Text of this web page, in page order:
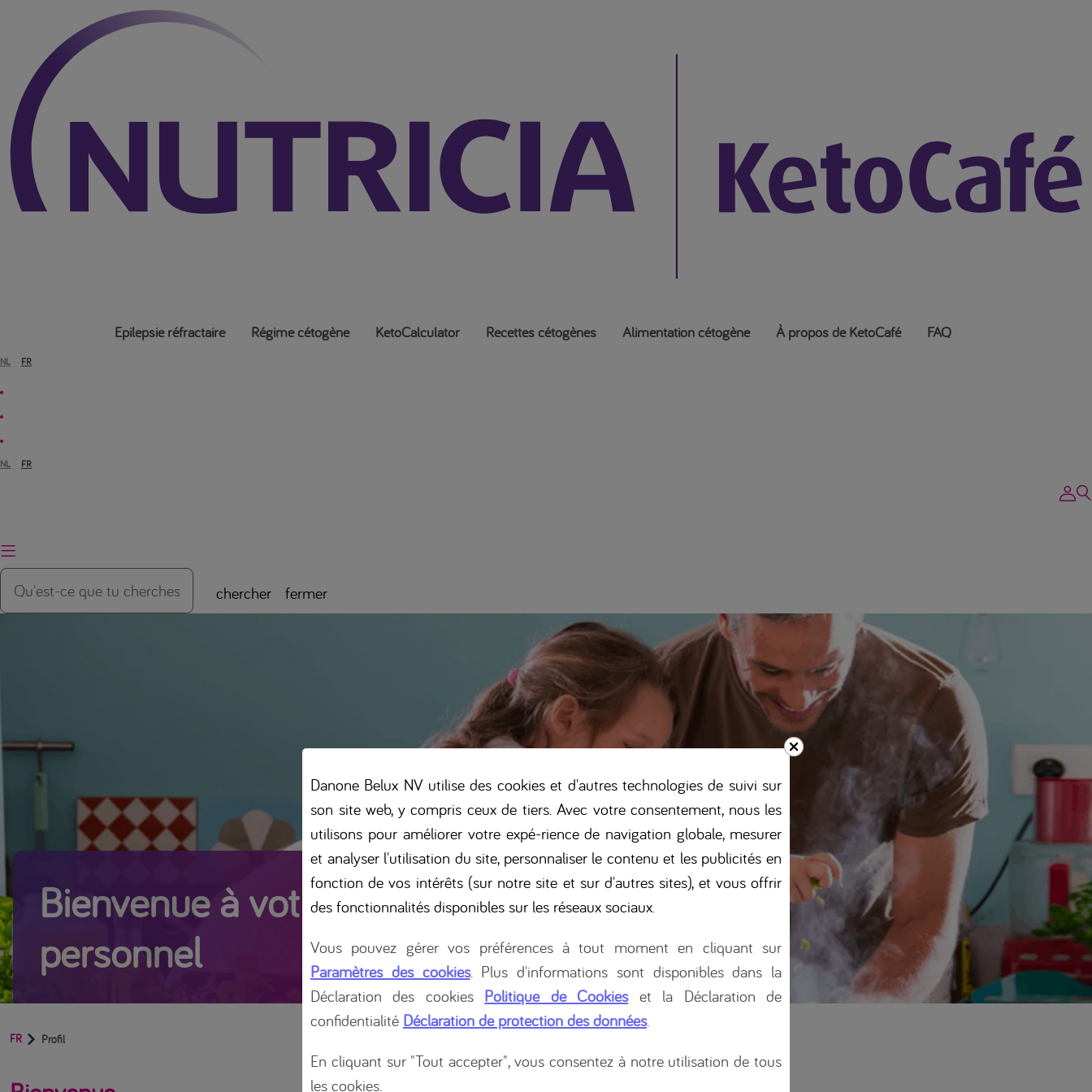
Epilepsie réfractaire Régime cétogène KetoCalculator Recettes cétogènes Alimentation cétogène À propos de KetoCafé FAQ
NL FR
NL FR
chercher fermer
Bienvenue à votre profil
personnel
FR Profil
Danone Belux NV utilise des cookies et d'autres technologies de suivi sur
son site web, y compris ceux de tiers. Avec votre consentement, nous les
utilisons pour améliorer votre expé-rience de navigation globale, mesurer
et analyser l'utilisation du site, personnaliser le contenu et les publicités en
fonction de vos intérêts (sur notre site et sur d'autres sites), et vous offrir
des fonctionnalités disponibles sur les réseaux sociaux
Vous pouvez gérer vos préférences à tout moment en cliquant sur
Paramètres des cookies. Plus d'informations sont disponibles dans la
Déclaration des cookies Politique de Cookieset la Déclaration de
confidentialité Déclaration de protection des données.
En cliquant sur "Tout accepter", vous consentez à notre utilisation de tous
les cookies.